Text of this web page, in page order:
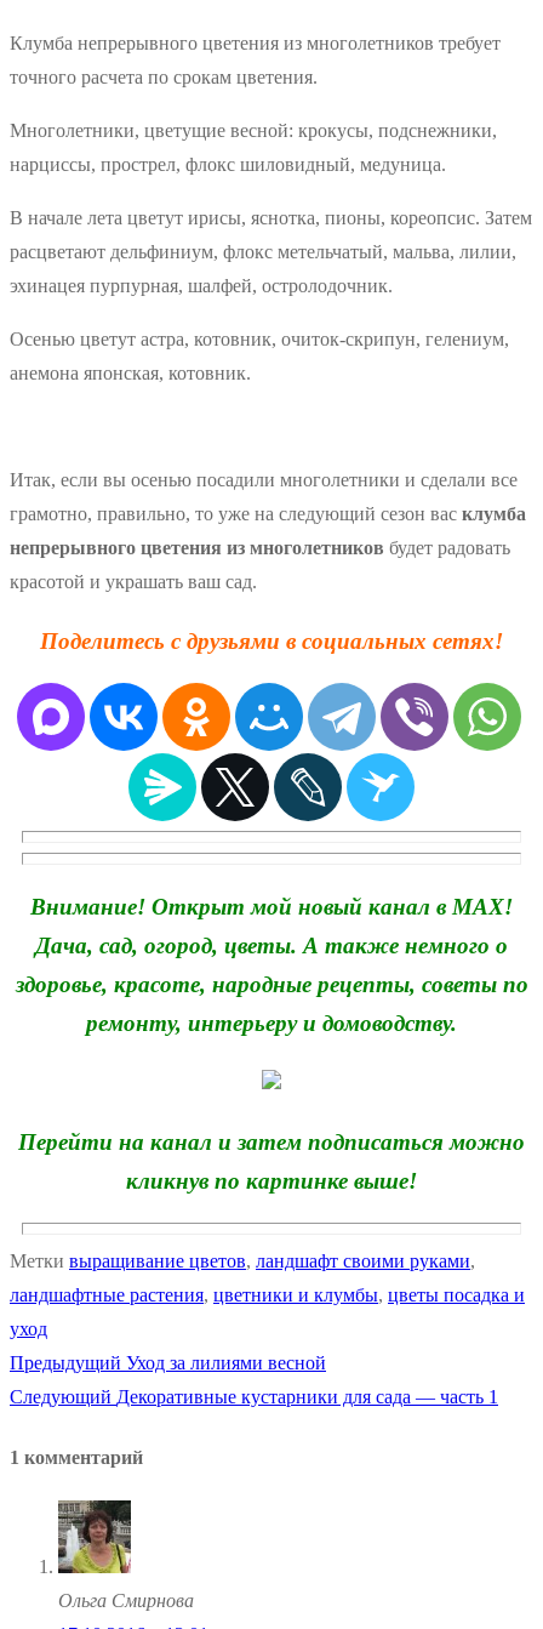
Клумба непрерывного цветения из многолетников требует
точного расчета по срокам цветения.
Многолетники, цветущие весной: крокусы, подснежники,
нарциссы, прострел, флокс шиловидный, медуница.
В начале лета цветут ирисы, яснотка, пионы, кореопсис. Затем
расцветают дельфиниум, флокс метельчатый, мальва, лилии,
эхинацея пурпурная, шалфей, остролодочник.
Осенью цветут астра, котовник, очиток-скрипун, гелениум,
анемона японская, котовник.
Итак, если вы осенью посадили многолетники и сделали все
грамотно, правильно, то уже на следующий сезон вас клумба
непрерывного цветения из многолетников будет радовать
красотой и украшать ваш сад.
Поделитесь с друзьями в социальных сетях!
Внимание! Открыт мой новый канал в MAX!
Дача, сад, огород, цветы. А также немного о
здоровье, красоте, народные рецепты, советы по
ремонту, интерьеру и домоводству.
Перейти на канал и затем подписаться можно
кликнув по картинке выше!
Метки выращивание цветов, ландшафт своими руками,
ландшафтные растения, цветники и клумбы, цветы посадка и
уход
Навигация
записям
Предыдущий Предыдущая
запись:
Уход за лилиями весной
Следующий Следующая
Декоративные кустарники для сада — часть 1
1 комментарий
Ольга Смирнова